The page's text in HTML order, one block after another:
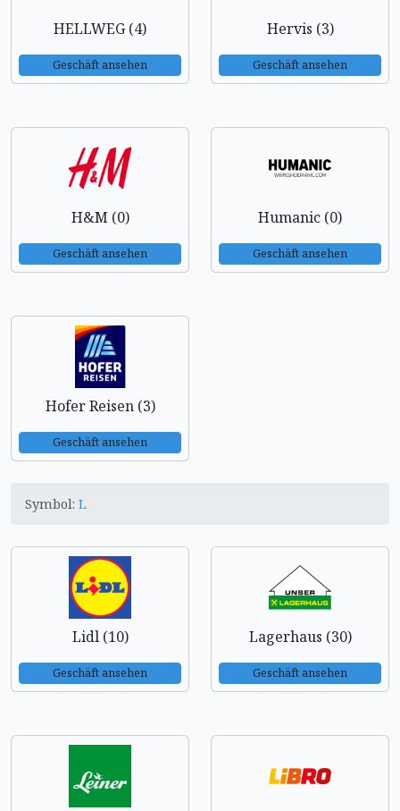
HELLWEG (4)
Geschäft ansehen
Hervis (3)
Geschäft ansehen
H&M (0)
Geschäft ansehen
Humanic (0)
Geschäft ansehen
Hofer Reisen (3)
Geschäft ansehen
Symbol: L
Lidl (10)
Geschäft ansehen
Lagerhaus (30)
Geschäft ansehen